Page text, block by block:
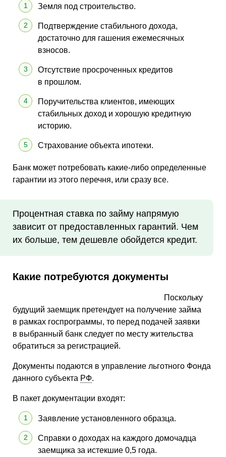
Земля под строительство.
Подтверждение стабильного дохода,
достаточно для гашения ежемесячных
взносов.
Отсутствие просроченных кредитов
в прошлом.
Поручительства клиентов, имеющих
стабильных доход и хорошую кредитную
историю.
Страхование объекта ипотеки.
Банк может потребовать какие-либо определенные
гарантии из этого перечня, или сразу все.
Процентная ставка по займу напрямую
зависит от предоставленных гарантий. Чем
их больше, тем дешевле обойдется кредит.
Какие потребуются документы
Поскольку
будущий заемщик претендует на получение займа
в рамках госпрограммы, то перед подачей заявки
в выбранный банк следует по месту жительства
обратиться за регистрацией.
Документы подаются в управление льготного Фонда
данного субъекта РФ.
В пакет документации входят:
Заявление установленного образца.
Справки о доходах на каждого домочадца
заемщика за истекшие 0,5 года.